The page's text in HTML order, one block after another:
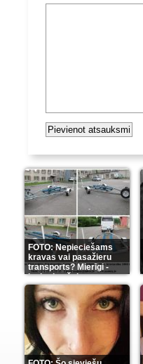
FOTO: Nepieciešams
kravas vai pasažieru
transports? Mierīgi -
ieskaties šeit(35)